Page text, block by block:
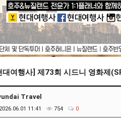
대여행사] 제73회 시드니 영화제
Travel
2026.06.01 11:41 754 0